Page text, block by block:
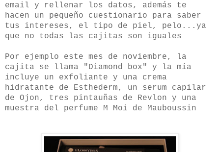
email y rellenar los datos, además te
hacen un pequeño cuestionario para saber
tus intereses, el tipo de piel, pelo...ya
que no todas las cajitas son iguales
Por ejemplo este mes de noviembre, la
cajita se llama "Diamond box" y la mía
incluye un exfoliante y una crema
hidratante de Esthederm, un serum capilar
de Ojon, tres pintauñas de Revlon y una
muestra del perfume M Moi de Mauboussin